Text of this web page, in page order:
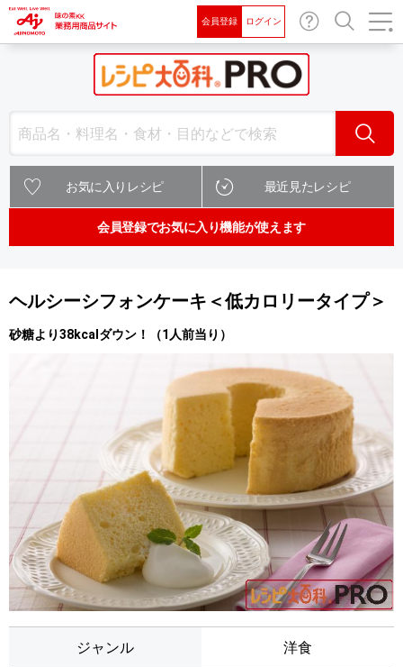
お問
い合
わせ
会員登録 ログイン
検索
お気に入りレシピ 最近見たレシピ
会員登録でお気に入り機能が使えます
ヘルシーシフォンケーキ＜低カロリータイプ＞
砂糖より38kcalダウン！（1人前当り）
ジャンル 洋食